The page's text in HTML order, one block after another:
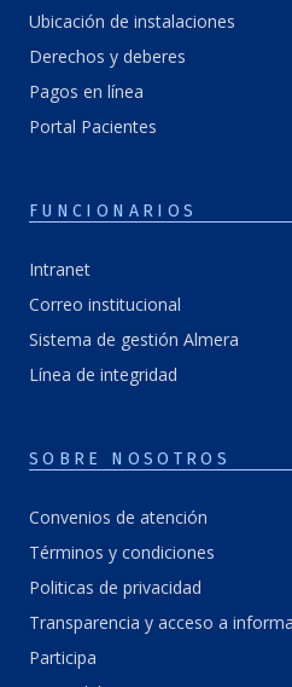
Ubicación de instalaciones
Derechos y deberes
Pagos en línea
Portal Pacientes
FUNCIONARIOS
Intranet
Correo institucional
Sistema de gestión Almera
Línea de integridad
SOBRE NOSOTROS
Convenios de atención
Términos y condiciones
Politicas de privacidad
Transparencia y acceso a
Participa